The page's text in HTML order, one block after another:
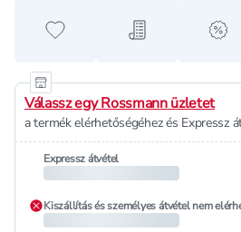
Hozzáadás a kedvencekhez
Hozzáadás a
Válassz egy Rossmann üzletet
a termék elérhetőségéhez és Expressz
Expressz átvétel
Kiszállítás és személyes átvétel nem